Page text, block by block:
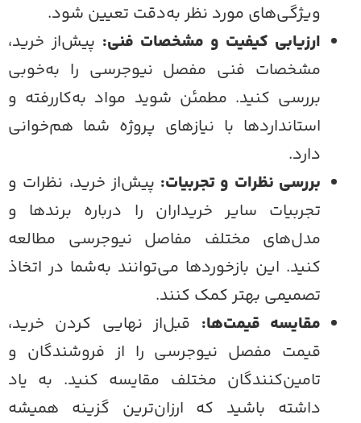
ویژگی‌های مورد نظر به‌دقت تعیین شود.
ارزیابی کیفیت و مشخصات فنی:پیش‌از خرید،
مشخصات فنی مفصل نیوجرسی را به‌خوبی
بررسی کنید. مطمئن شوید مواد به‌کاررفته و
استاندارد‌ها با نیاز‌های پروژه شما هم‌خوانی
دارد.
بررسی نظرات و تجربیات:پیش‌از خرید، نظرات و
تجربیات سایر خریداران را درباره برند‌ها و
مدل‌های مختلف مفاصل نیوجرسی مطالعه
کنید. این بازخورد‌ها می‌توانند به‌شما در اتخاذ
تصمیمی بهتر کمک کنند.
مقایسه قیمت‌ها:قبل‌از نهایی کردن خرید،
قیمت‌ مفصل نیوجرسی را از فروشندگان و
تامین‌کنندگان مختلف مقایسه کنید. به یاد
داشته باشید که ارزان‌ترین گزینه همیشه